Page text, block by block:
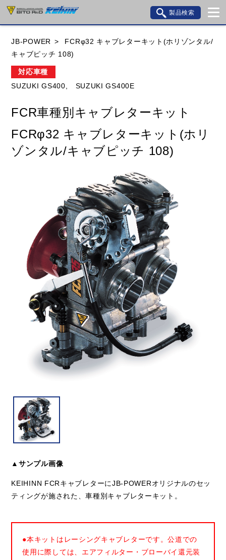
製品検索
車種検索
HONDA YAMAHA SUZUKI
KAWASAKI BMW DUCATI GILERA
HUSQVANA KTM MOTO GUZZI
TRIUMPH
閉じる
JB-POWER
FCRφ32 キャブレターキット(ホリゾンタル/
キャブピッチ 108)
対応車種
SUZUKI GS400,
SUZUKI GS400E
FCR車種別キャブレターキット
FCRφ32 キャブレターキット(ホリ
ゾンタル/キャブピッチ 108)
▲サンプル画像
KEIHINN FCRキャブレターにJB-POWERオリジナルのセッ
ティングが施された、車種別キャブレターキット。
●本キットはレーシングキャブレターです。公道での
使用に際しては、エアフィルター・ブローバイ還元装